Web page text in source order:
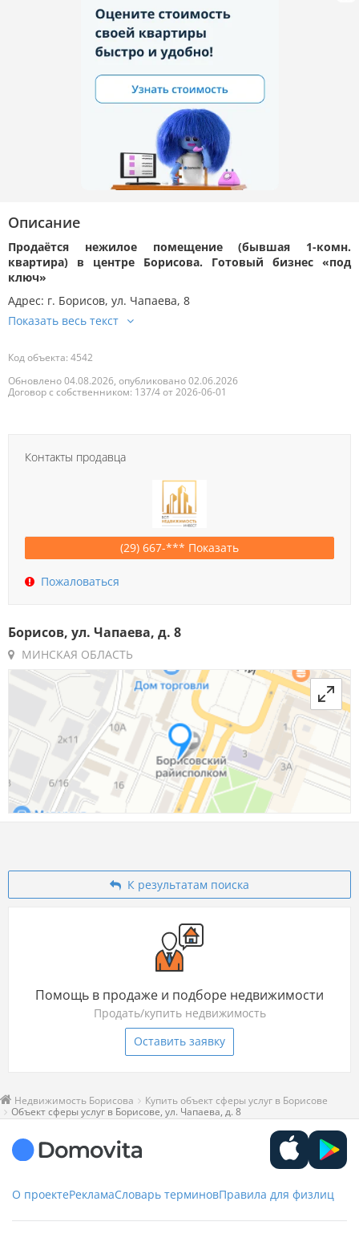
Описание
Продаётся нежилое помещение (бывшая 1-комн.
квартира) в центре Борисова. Готовый бизнес «под
ключ»
Адрес: г. Борисов, ул. Чапаева, 8
Код объекта: 4542
Обновлено 04.08.2026, опубликовано 02.06.2026
Договор с собственником: 137/4 от 2026-06-01
Контакты продавца
(29) 667-*** Показать
Пожаловаться
Борисов, ул. Чапаева, д. 8
МИНСКАЯ ОБЛАСТЬ
К результатам поиска
Помощь в продаже и подборе недвижимости
Продать/купить недвижимость
Оставить заявку
Недвижимость Борисова
Купить объект сферы услуг в Борисове
Объект сферы услуг в Борисове, ул. Чапаева, д. 8
О проектеРекламаСловарь терминовПравила для физлиц